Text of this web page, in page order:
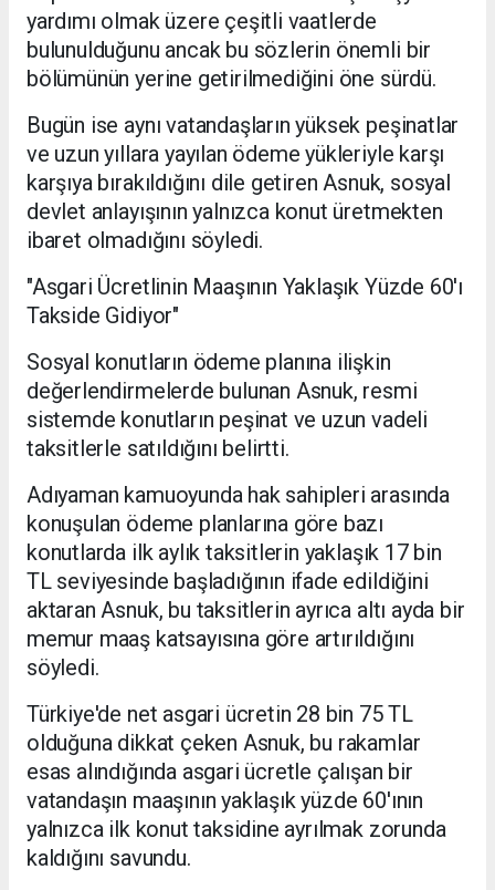
yardımı olmak üzere çeşitli vaatlerde
bulunulduğunu ancak bu sözlerin önemli bir
bölümünün yerine getirilmediğini öne sürdü.
Bugün ise aynı vatandaşların yüksek peşinatlar
ve uzun yıllara yayılan ödeme yükleriyle karşı
karşıya bırakıldığını dile getiren Asnuk, sosyal
devlet anlayışının yalnızca konut üretmekten
ibaret olmadığını söyledi.
"Asgari Ücretlinin Maaşının Yaklaşık Yüzde 60'ı
Takside Gidiyor"
Sosyal konutların ödeme planına ilişkin
değerlendirmelerde bulunan Asnuk, resmi
sistemde konutların peşinat ve uzun vadeli
taksitlerle satıldığını belirtti.
Adıyaman kamuoyunda hak sahipleri arasında
konuşulan ödeme planlarına göre bazı
konutlarda ilk aylık taksitlerin yaklaşık 17 bin
TL seviyesinde başladığının ifade edildiğini
aktaran Asnuk, bu taksitlerin ayrıca altı ayda bir
memur maaş katsayısına göre artırıldığını
söyledi.
Türkiye'de net asgari ücretin 28 bin 75 TL
olduğuna dikkat çeken Asnuk, bu rakamlar
esas alındığında asgari ücretle çalışan bir
vatandaşın maaşının yaklaşık yüzde 60'ının
yalnızca ilk konut taksidine ayrılmak zorunda
kaldığını savundu.